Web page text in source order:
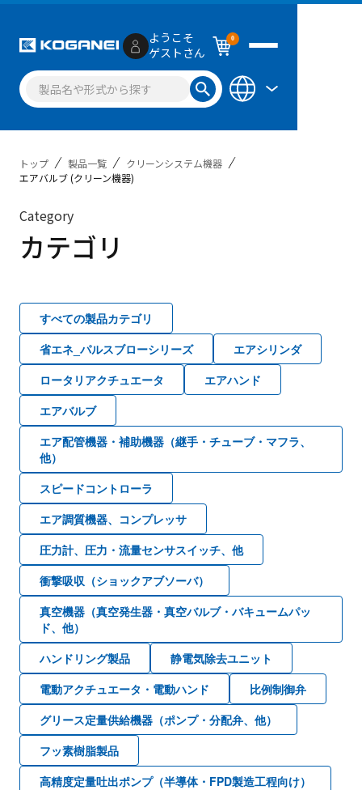
ようこそ
ゲストさん
0
トップ 製品一覧
クリーンシステム機器
エアバルブ (クリーン機器)
Category
カテゴリ
すべての製品カテゴリ
省エネ_パルスブローシリーズ
エアシリンダ
ロータリアクチュエータ
エアハンド
エアバルブ
エア配管機器・補助機器（継手・チューブ・マフラ、
他）
スピードコントローラ
エア調質機器、コンプレッサ
圧力計、圧力・流量センサスイッチ、他
衝撃吸収（ショックアブソーバ）
真空機器（真空発生器・真空バルブ・バキュームパッ
ド、他）
ハンドリング製品
静電気除去ユニット
電動アクチュエータ・電動ハンド
比例制御弁
グリース定量供給機器（ポンプ・分配弁、他）
フッ素樹脂製品
高精度定量吐出ポンプ（半導体・FPD製造工程向け）